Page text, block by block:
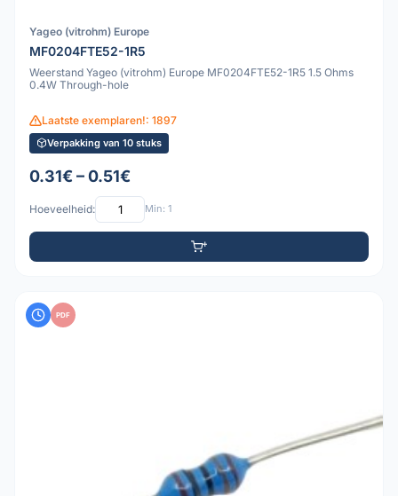
Yageo (vitrohm) Europe
MF0204FTE52-1R5
Weerstand Yageo (vitrohm) Europe MF0204FTE52-1R5 1.5 Ohms
0.4W Through-hole
Laatste exemplaren!: 1897
Verpakking van 10 stuks
0.31€ – 0.51€
Hoeveelheid: Min: 1
PDF